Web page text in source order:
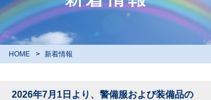
HOME 新着情報
2026年7月1日より、警備服および装備品の